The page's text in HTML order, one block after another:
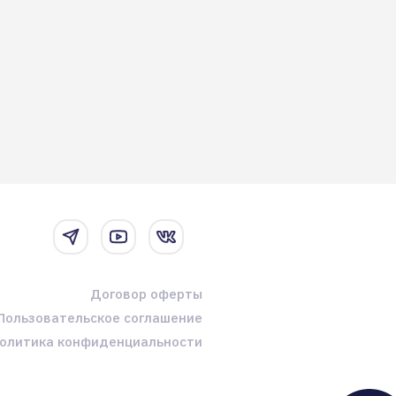
Договор оферты
соглашение
конфиденциальности